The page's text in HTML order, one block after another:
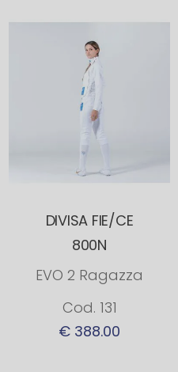
DIVISA FIE/CE
800N
EVO 2 Ragazza
Cod. 131
€ 388.00